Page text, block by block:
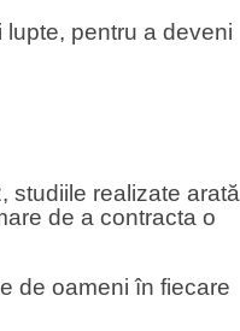
pentru a deveni
studiile realizate arată
de a contracta o
de oameni în fiecare